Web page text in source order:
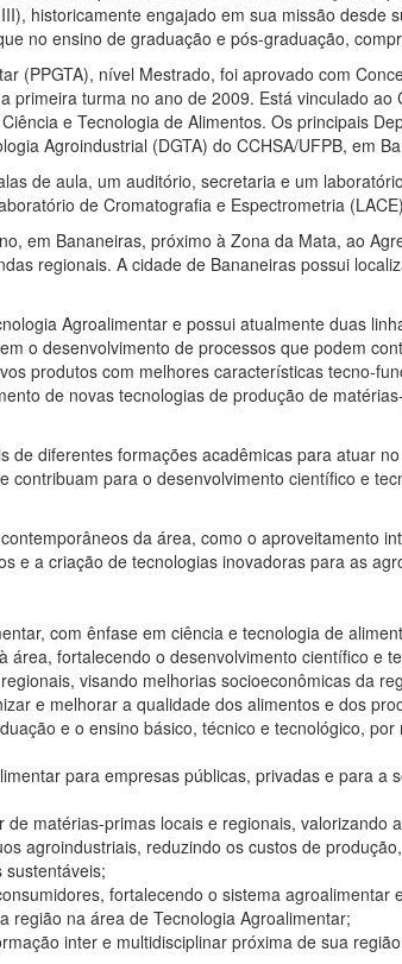
historicamente engajado em sua missão
no ensino de graduação e pós-graduação,
(PPGTA), nível Mestrado, foi aprovado com
primeira turma no ano de 2009. Está vinculado
e Tecnologia de Alimentos. Os principais
Agroindustrial (DGTA) do CCHSA/UFPB, em
de aula, um auditório, secretaria e um
de Cromatografia e Espectrometria
em Bananeiras, próximo à Zona da Mata, ao
regionais. A cidade de Bananeiras possui
Agroalimentar e possui atualmente duas
o desenvolvimento de processos que podem
produtos com melhores características tecno-
de novas tecnologias de produção de
de diferentes formações acadêmicas para atuar
para o desenvolvimento científico e
da área, como o aproveitamento
e a criação de tecnologias inovadoras para as
com ênfase em ciência e tecnologia de
fortalecendo o desenvolvimento científico e
visando melhorias socioeconômicas da
e melhorar a qualidade dos alimentos e dos
e o ensino básico, técnico e tecnológico,
para empresas públicas, privadas e para
matérias-primas locais e regionais, valorizando
agroindustriais, reduzindo os custos de
fortalecendo o sistema
região na área de Tecnologia Agroalimentar;
inter e multidisciplinar próxima de sua